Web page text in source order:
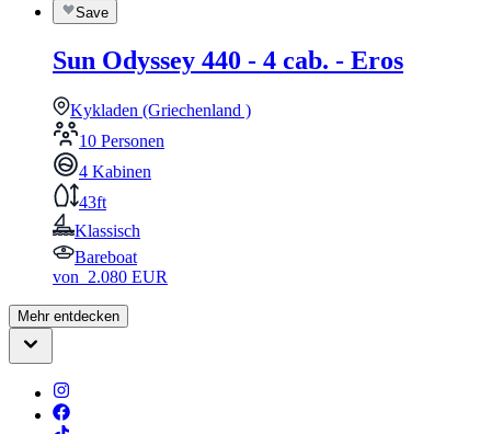
Save
Sun Odyssey 440 - 4 cab. - Eros
Kykladen (Griechenland )
10 Personen
4 Kabinen
43ft
Klassisch
Bareboat
von 2.080 EUR
Mehr entdecken